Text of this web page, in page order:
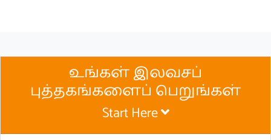
உங்கள் இலவசப்
புத்தகங்களைப் பெறுங்கள்
Start Here